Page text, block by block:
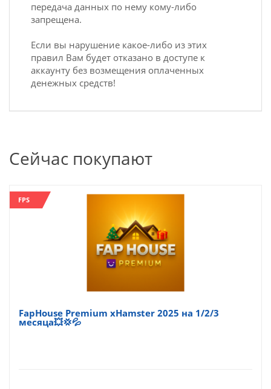
передача данных по нему кому-либо
запрещена.
Если вы нарушение какое-либо из этих
правил Вам будет отказано в доступе к
аккаунту без возмещения оплаченных
денежных средств!
Сейчас покупают
FPS
FapHouse Premium xHamster 2025 на 1/2/3
месяца💥💢💦